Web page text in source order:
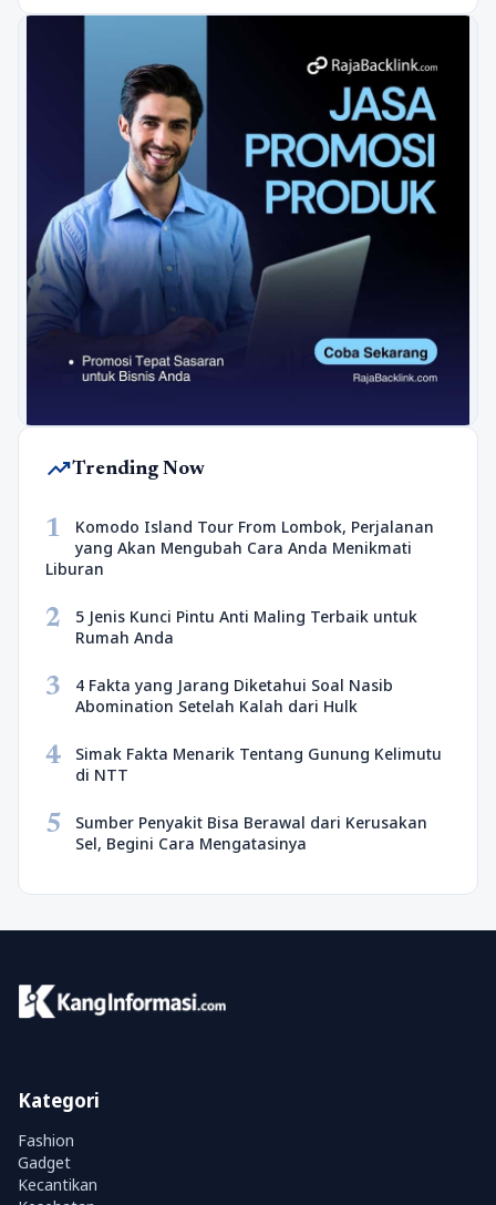
trending_upTrending Now
1
Komodo Island Tour From Lombok, Perjalanan
yang Akan Mengubah Cara Anda Menikmati
Liburan
2
5 Jenis Kunci Pintu Anti Maling Terbaik untuk
Rumah Anda
3
4 Fakta yang Jarang Diketahui Soal Nasib
Abomination Setelah Kalah dari Hulk
4
Simak Fakta Menarik Tentang Gunung Kelimutu
di NTT
5
Sumber Penyakit Bisa Berawal dari Kerusakan
Sel, Begini Cara Mengatasinya
Kategori
Fashion
Gadget
Kecantikan